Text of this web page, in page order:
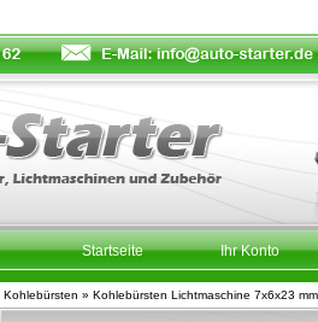
Kohlebürsten » Kohlebürsten Lichtmaschine 7x6x23
Startseite Ihr Konto